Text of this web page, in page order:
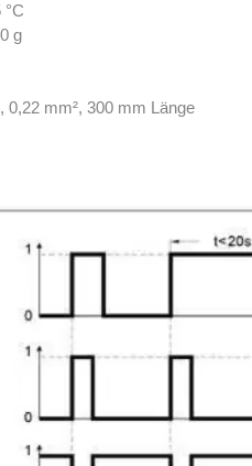
g
0,22 mm², 300 mm Länge